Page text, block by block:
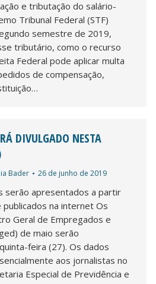
e tributação do salário-
Tribunal Federal (STF)
semestre de 2019,
tributário, como o recurso
Federal pode aplicar multa
de compensação,
DIVULGADO NESTA
Bader 26 de junho de 2019
serão apresentados a partir
publicados na internet Os
Geral de Empregados e
de maio serão
feira (27). Os dados
aos jornalistas no
Especial de Previdência e